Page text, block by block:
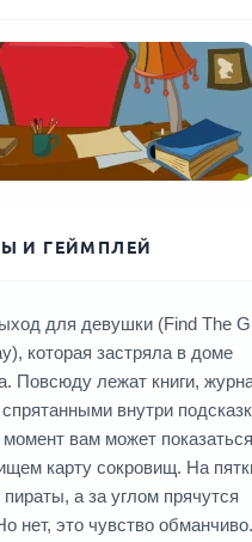
ПОИСК ИГР
И ГЕЙМПЛЕЙ
для девушки (Find The
которая застряла в доме
Повсюду лежат книги,
внутри
момент вам может
карту сокровищ. На
а за углом прячутся
нет, это чувство